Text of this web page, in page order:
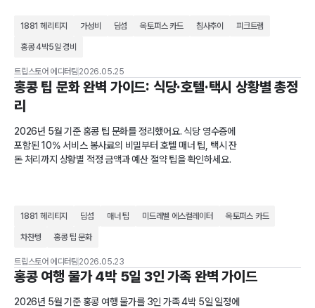
1881 헤리티지 가성비 딤섬 옥토퍼스 카드 침사추이 피크트램
홍콩 4박5일 경비
트립스토어 에디터팀 2026.05.25
홍콩 팁 문화 완벽 가이드: 식당·호텔·택시 상황별 총정
리
2026년 5월 기준 홍콩 팁 문화를 정리했어요. 식당 영수증에
포함된 10% 서비스 봉사료의 비밀부터 호텔 매너 팁, 택시 잔
돈 처리까지 상황별 적정 금액과 예산 절약 팁을 확인하세요.
1881 헤리티지 딤섬 매너 팁 미드레벨 에스컬레이터 옥토퍼스 카드
차찬텡 홍콩 팁 문화
트립스토어 에디터팀 2026.05.23
홍콩 여행 물가 4박 5일 3인 가족 완벽 가이드
2026년 5월 기준 홍콩 여행 물가를 3인 가족 4박 5일 일정에